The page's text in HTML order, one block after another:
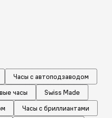
Часы с автоподзаводом
часы
Swiss Made
Часы с бриллиантами